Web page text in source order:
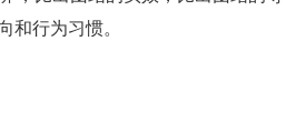
和行为习惯。